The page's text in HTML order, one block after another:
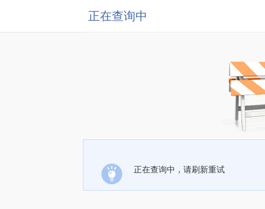
正在查询中
正在查询中，请刷新重试